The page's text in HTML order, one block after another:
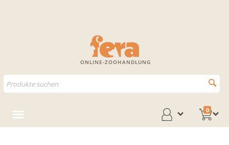
ONLINE-ZOOHANDLUNG
0